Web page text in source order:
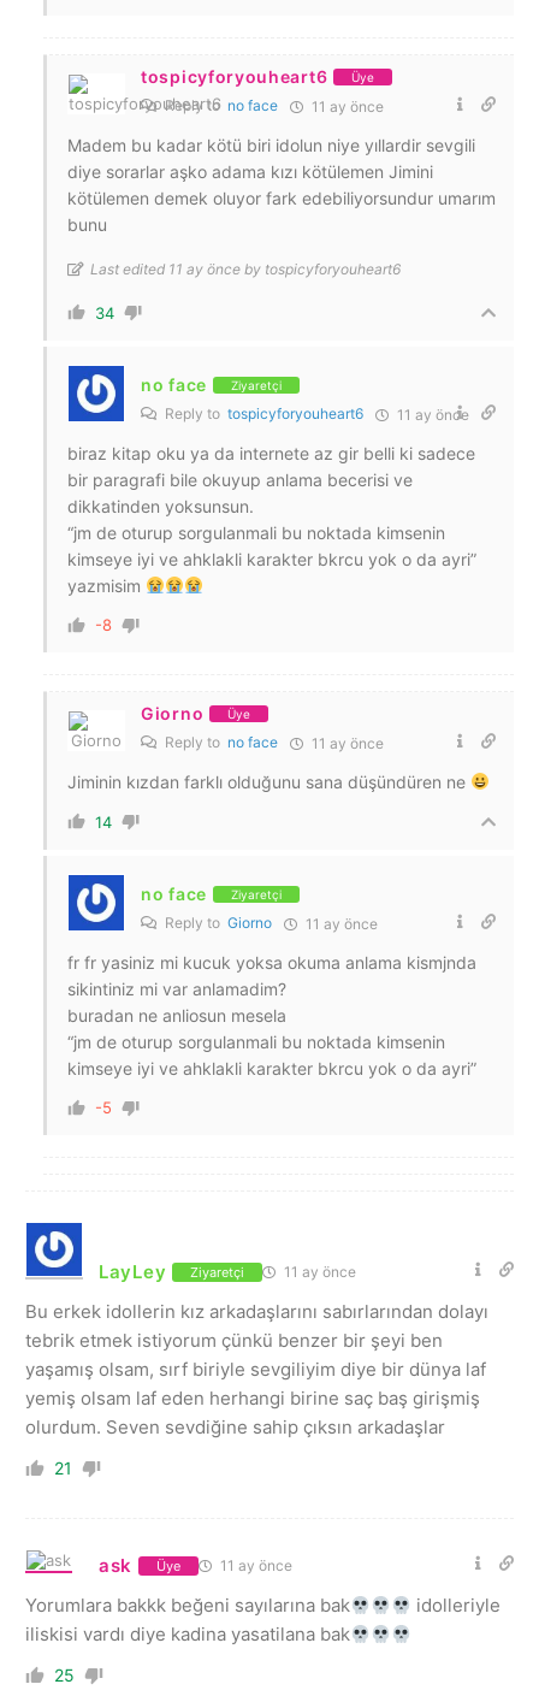
tospicyforyouheart6 Üye
Reply to no face 11 ay önce
Madem bu kadar kötü biri idolun niye yıllardir sevgili
diye sorarlar aşko adama kızı kötülemen Jimini
kötülemen demek oluyor fark edebiliyorsundur umarım
bunu
Last edited 11 ay önce by tospicyforyouheart6
34
no face Ziyaretçi
Reply to tospicyforyouheart6 11 ay önce
biraz kitap oku ya da internete az gir belli ki sadece
bir paragrafi bile okuyup anlama becerisi ve
dikkatinden yoksunsun.
“jm de oturup sorgulanmali bu noktada kimsenin
kimseye iyi ve ahklakli karakter bkrcu yok o da ayri”
yazmisim
-8
Giorno Üye
Reply to no face 11 ay önce
Jiminin kızdan farklı olduğunu sana düşündüren ne
14
no face Ziyaretçi
Reply to Giorno 11 ay önce
fr fr yasiniz mi kucuk yoksa okuma anlama kismjnda
sikintiniz mi var anlamadim?
buradan ne anliosun mesela
“jm de oturup sorgulanmali bu noktada kimsenin
kimseye iyi ve ahklakli karakter bkrcu yok o da ayri”
-5
LayLey Ziyaretçi 11 ay önce
Bu erkek idollerin kız arkadaşlarını sabırlarından dolayı
tebrik etmek istiyorum çünkü benzer bir şeyi ben
yaşamış olsam, sırf biriyle sevgiliyim diye bir dünya laf
yemiş olsam laf eden herhangi birine saç baş girişmiş
olurdum. Seven sevdiğine sahip çıksın arkadaşlar
21
ask Üye 11 ay önce
Yorumlara bakkk beğeni sayılarına bak
idolleriyle
iliskisi vardı diye kadina yasatilana bak
25